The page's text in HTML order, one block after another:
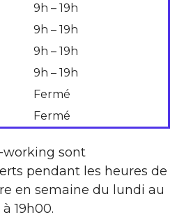
9h – 19h
9h – 19h
9h – 19h
9h – 19h
Fermé
Fermé
working sont
pendant les heures de
en semaine du lundi au
19h00.